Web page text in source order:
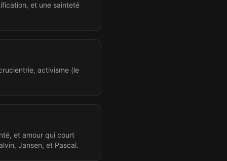
et une sainteté
activisme (le
et amour qui court
Jansen, et Pascal.